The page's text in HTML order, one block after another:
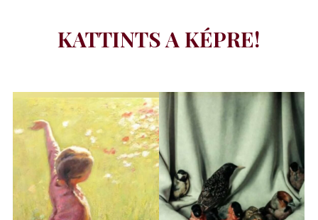
KATTINTS A KÉPRE!